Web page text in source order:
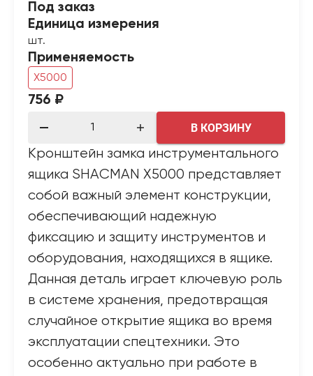
Под заказ
Единица измерения
шт.
Применяемость
X5000
756 ₽
В КОРЗИНУ
Кронштейн замка инструментального
ящика SHACMAN X5000 представляет
собой важный элемент конструкции,
обеспечивающий надежную
фиксацию и защиту инструментов и
оборудования, находящихся в ящике.
Данная деталь играет ключевую роль
в системе хранения, предотвращая
случайное открытие ящика во время
эксплуатации спецтехники. Это
особенно актуально при работе в